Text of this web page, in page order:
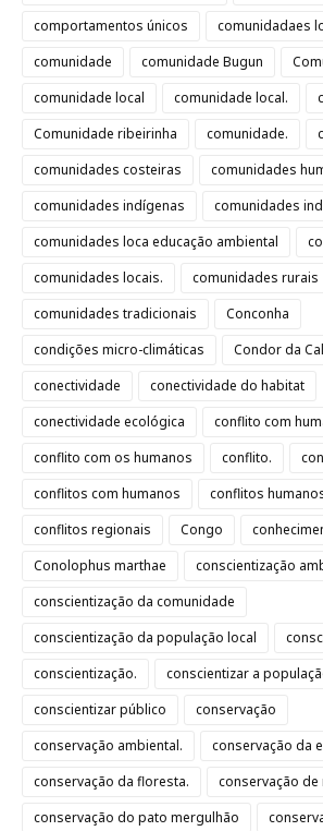
comportamentos únicos
comunidadaes
comunidade
comunidade Bugun
comunidade local
comunidade local.
Comunidade ribeirinha
comunidade.
comunidades costeiras
comunidades
comunidades indígenas
comunidades
comunidades loca educação ambiental
comunidades locais.
comunidades rurais
comunidades tradicionais
Conconha
condições micro-climáticas
Condor da
conectividade
conectividade do habitat
conectividade ecológica
conflito com
conflito com os humanos
conflito.
conflitos com humanos
conflitos
conflitos regionais
Congo
Conolophus marthae
conscientização
conscientização da comunidade
conscientização da população local
conscientização.
conscientizar a
conscientizar público
conservação
conservação ambiental.
conservação da
conservação da floresta.
conservação
conservação do pato mergulhão